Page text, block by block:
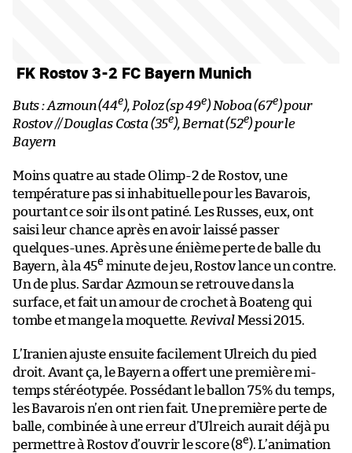
FK Rostov 3-2 FC Bayern Munich
Buts : Azmoun (44e), Poloz (sp 49e) Noboa (67e) pour
Rostov // Douglas Costa (35e), Bernat (52e) pour le
Bayern
Moins quatre au stade Olimp-2 de Rostov, une
température pas si inhabituelle pour les Bavarois,
pourtant ce soir ils ont patiné. Les Russes, eux, ont
saisi leur chance après en avoir laissé passer
quelques-unes. Après une énième perte de balle du
Bayern, à la 45e minute de jeu, Rostov lance un contre.
Un de plus. Sardar Azmoun se retrouve dans la
surface, et fait un amour de crochet à Boateng qui
tombe et mange la moquette. RevivalMessi 2015.
L’Iranien ajuste ensuite facilement Ulreich du pied
droit. Avant ça, le Bayern a offert une première mi-
temps stéréotypée. Possédant le ballon 75% du temps,
les Bavarois n’en ont rien fait. Une première perte de
balle, combinée à une erreur d’Ulreich aurait déjà pu
permettre à Rostov d’ouvrir le score (8e). L’animation